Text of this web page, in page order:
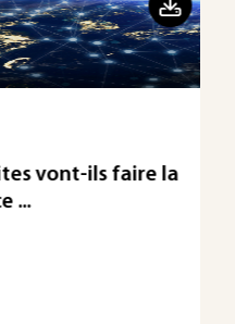
vont-ils faire la